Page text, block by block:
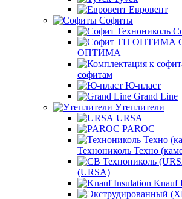
Евровент
Софиты
ОПТИМА
софитам
Ю-пласт
Grand Line
Утеплители
URSA
PAROC
Технониколь Техно
(URSA)
Knauf